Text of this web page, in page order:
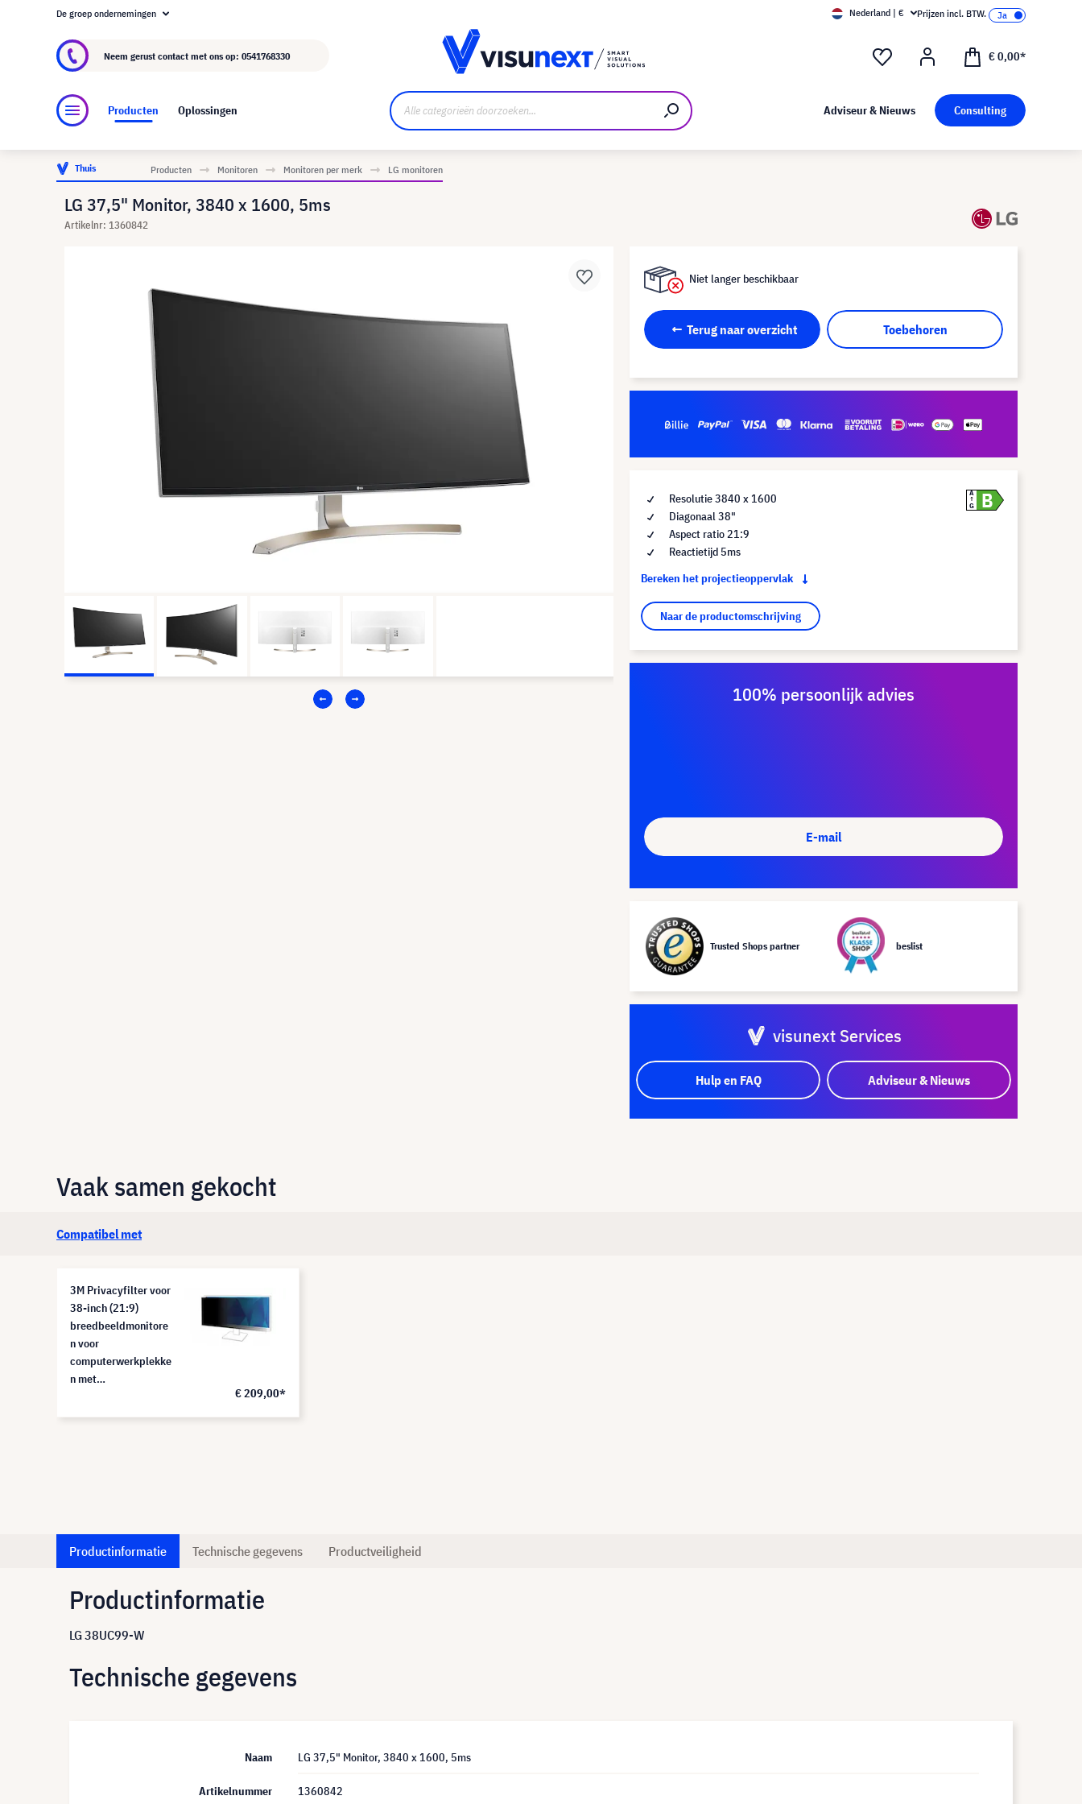
Over visunext.nl
De groep ondernemingen Nederland | € Prijzen incl. BTW.
Neem gerust contact met ons op: 0541768330 € 0,00*
Producten Oplossingen Adviseur & Nieuws Consulting
Thuis Producten Monitoren Monitoren per merk LG monitoren
LG 37,5" Monitor, 3840 x 1600, 5ms
Artikelnr: 1360842
Niet langer beschikbaar
Terug naar overzicht Toebehoren
Resolutie 3840 x 1600
Diagonaal 38"
Aspect ratio 21:9
Reactietijd 5ms
Bereken het projectieoppervlak
Naar de productomschrijving
A
G
B
100% persoonlijk advies
E-mail
Trusted Shops partner beslist
visunext Services
Hulp en FAQ Adviseur & Nieuws
Vaak samen gekocht
Compatibel met
3M Privacyfilter voor
38-inch (21:9)
breedbeeldmonitore
n voor
computerwerkplekke
n met
PF380W2B
€ 209,00*
Productinformatie Technische gegevens Productveiligheid
Productinformatie
LG 38UC99-W
Technische gegevens
Naam LG 37,5" Monitor, 3840 x 1600, 5ms
Artikelnummer 1360842